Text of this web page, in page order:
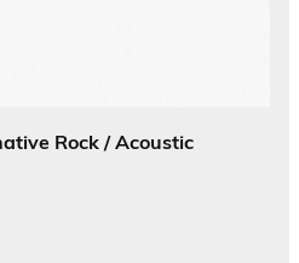
Rock / Acoustic